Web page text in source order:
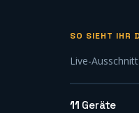
SO SIEHT IHR
Live-
11 Geräte